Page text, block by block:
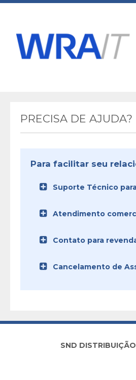
PRECISA DE AJUDA?
Para facilitar seu
Suporte Técnico
Atendimento
Contato para
Cancelamento de
SND